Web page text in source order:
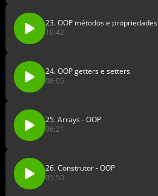
23. OOP métodos e propriedades
10:42
24. OOP getters e setters
08:05
25. Arrays - OOP
06:21
26. Construtor - OOP
05:50